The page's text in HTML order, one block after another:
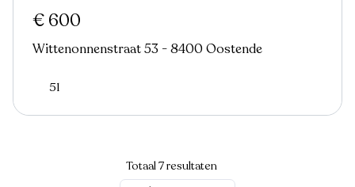
€ 600
Wittenonnenstraat 53 - 8400 Oostende
51
Totaal 7 resultaten